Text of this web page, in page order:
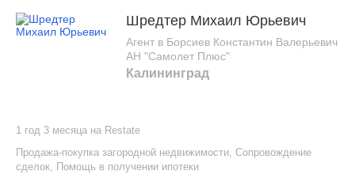
Шредтер Михаил Юрьевич
Агент в Борсиев Константин Валерьевич
АН "Самолет Плюс"
Калининград
1 год 3 месяца на Restate
Продажа-покупка загородной недвижимости, Сопровождение
сделок, Помощь в получении ипотеки